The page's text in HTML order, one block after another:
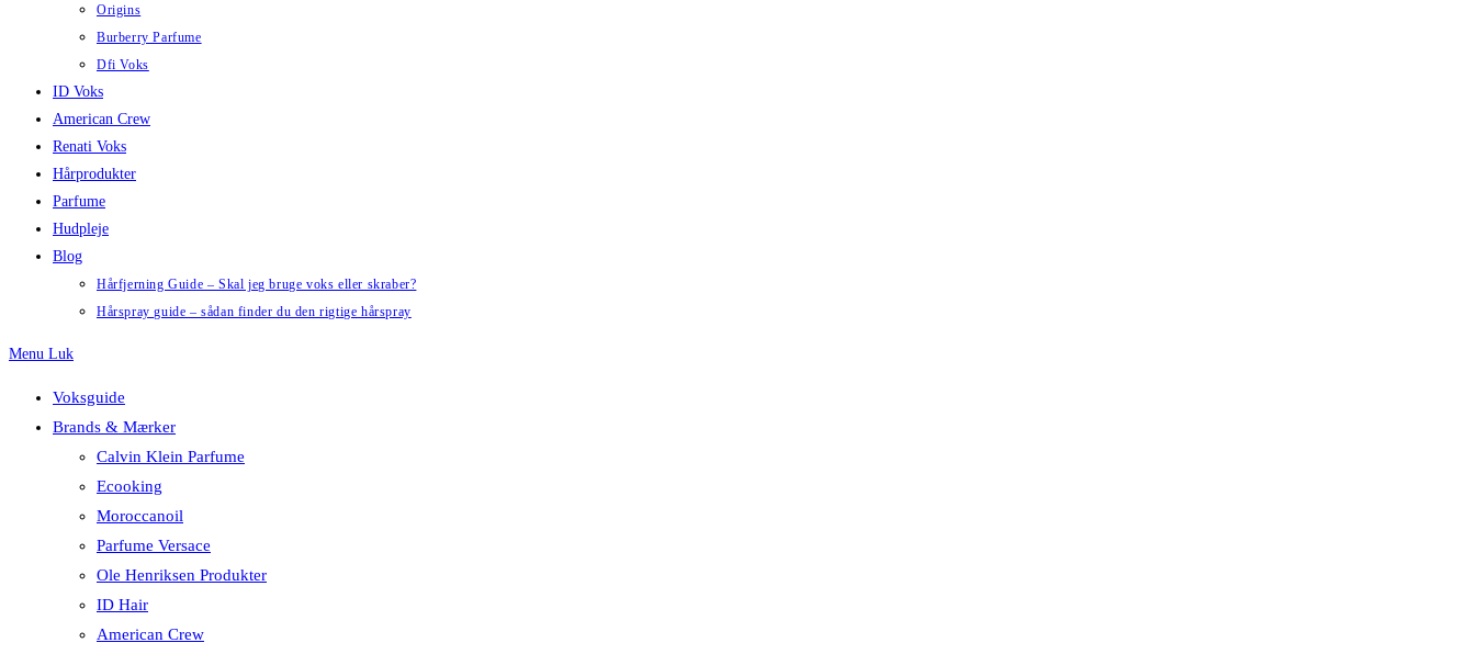
Origins
Burberry Parfume
Dfi Voks
ID Voks
American Crew
Renati Voks
Hårprodukter
Parfume
Hudpleje
Blog
Hårfjerning Guide – Skal jeg bruge voks eller skraber?
Hårspray guide – sådan finder du den rigtige hårspray
Menu Luk
Voksguide
Brands & Mærker
Calvin Klein Parfume
Ecooking
Moroccanoil
Parfume Versace
Ole Henriksen Produkter
ID Hair
American Crew